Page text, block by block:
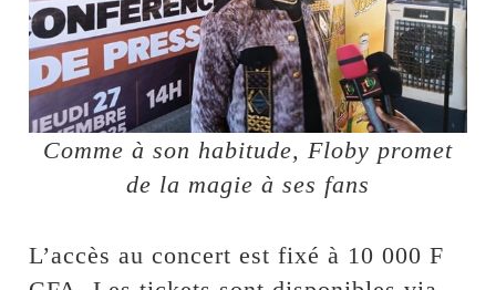
Comme à son habitude, Floby promet
de la magie à ses fans
L’accès au concert est fixé à 10 000 F